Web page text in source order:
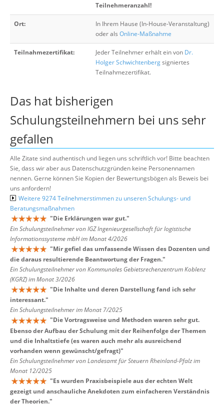
Teilnehmeranzahl!
Ort:
In Ihrem Hause (In-House-Veranstaltung)
oder als Online-Maßnahme
Teilnahmezertifikat: Jeder Teilnehmer erhält ein von Dr.
Holger Schwichtenbergsigniertes
Teilnahmezertifikat.
Das hat bisherigen
Schulungsteilnehmern bei uns sehr
gefallen
Alle Zitate sind authentisch und liegen uns schriftlich vor! Bitte beachten
Sie, dass wir aber aus Datenschutzgründen keine Personennamen
nennen. Gerne können Sie Kopien der Bewertungsbögen als Beweis bei
uns anfordern!
Weitere 9274 Teilnehmerstimmen zu unseren Schulungs- und
Beratungsmaßnahmen
"Die Erklärungen war gut."
Ein Schulungsteilnehmer von IGZ Ingenieurgesellschaft für logistische
Informationssysteme mbH im Monat 4/2026
"Mir gefiel das umfassende Wissen des Dozenten und
die daraus resultierende Beantwortung der Fragen."
Ein Schulungsteilnehmer von Kommunales Gebietsrechenzentrum Koblenz
(KGRZ) im Monat 3/2026
"Die Inhalte und deren Darstellung fand ich sehr
interessant."
Ein Schulungsteilnehmer im Monat 7/2025
"Die Vortragsweise und Methoden waren sehr gut.
Ebenso der Aufbau der Schulung mit der Reihenfolge der Themen
und die Inhaltstiefe (es waren auch mehr als ausreichend
vorhanden wenn gewünscht/gefragt)"
Ein Schulungsteilnehmer von Landesamt für Steuern Rheinland-Pfalz im
Monat 12/2025
"Es wurden Praxisbeispiele aus der echten Welt
gezeigt und anschauliche Anekdoten zum einfacheren Verständnis
der Theorien."